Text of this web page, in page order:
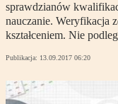
sprawdzianów
nauczanie. Weryfikacja
kształceniem. Nie
Publikacja: 13.09.2017 06:20